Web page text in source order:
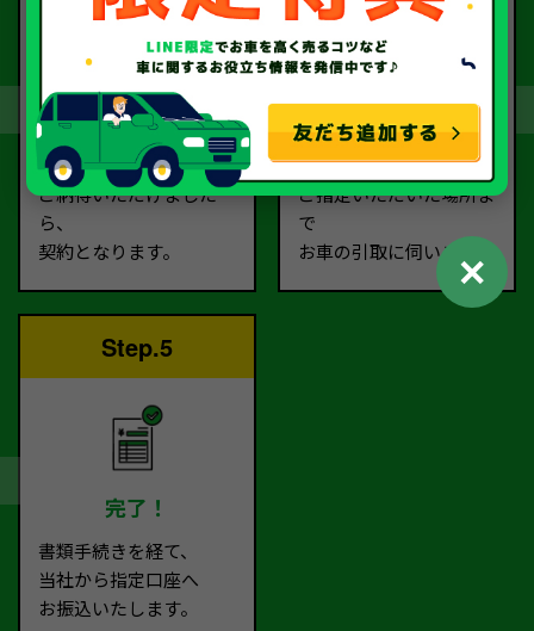
契約
査定額に
ご納得いただけました
ら、
契約となります。
お引取り
お客様に
ご指定いただいた場所ま
で
お車の引取に伺います。
Step.5
完了！
書類手続きを経て、
当社から指定口座へ
お振込いたします。
✕